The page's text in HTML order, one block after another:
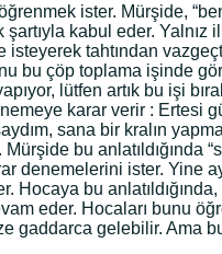
ister. Mürşide,
kabul eder.
tahtından
bu çöp toplama işinde
lütfen artık bu işi
karar verir : Ertesi
sana bir kralın
bu anlatıldığında
denemelerini ister. Yine
bu
eder. Hocaları bunu
gaddarca gelebilir. Ama